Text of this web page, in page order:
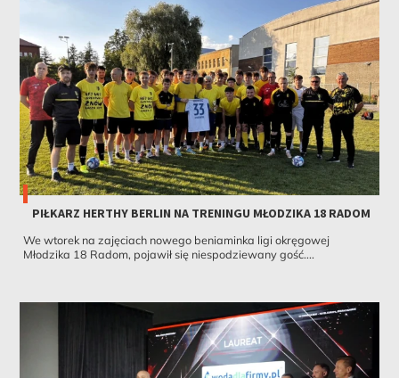
PIŁKARZ HERTHY BERLIN NA TRENINGU MŁODZIKA 18 RADOM
We wtorek na zajęciach nowego beniaminka ligi okręgowej
Młodzika 18 Radom, pojawił się niespodziewany gość....